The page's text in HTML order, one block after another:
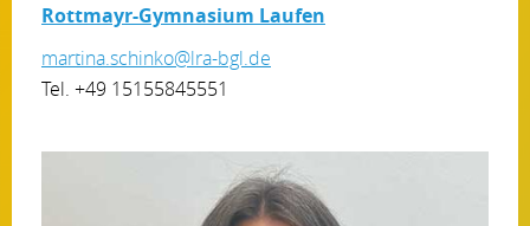
Rottmayr-Gymnasium Laufen
martina.schinko@lra-bgl.de
Tel. +49 15155845551